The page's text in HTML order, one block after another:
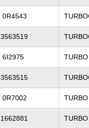
0R4543
3563519
6I2975
3563515
0R7002
1662881